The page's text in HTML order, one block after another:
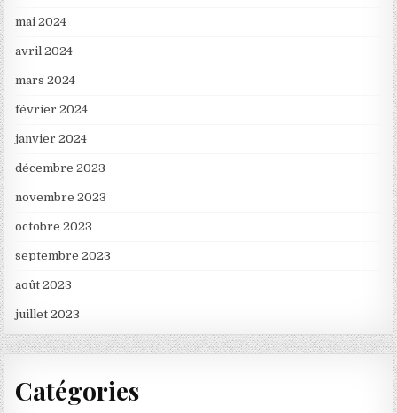
mai 2024
avril 2024
mars 2024
février 2024
janvier 2024
décembre 2023
novembre 2023
octobre 2023
septembre 2023
août 2023
juillet 2023
Catégories